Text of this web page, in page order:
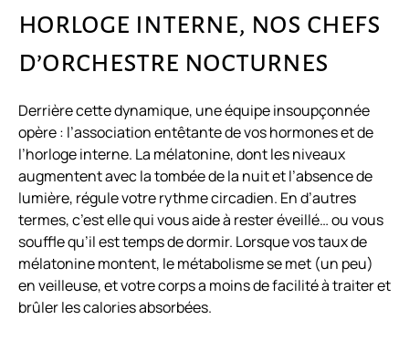
horloge interne, nos chefs
d’orchestre nocturnes
Derrière cette dynamique, une équipe insoupçonnée
opère : l’association entêtante de vos hormones et de
l’horloge interne. La mélatonine, dont les niveaux
augmentent avec la tombée de la nuit et l’absence de
lumière, régule votre rythme circadien. En d’autres
termes, c’est elle qui vous aide à rester éveillé… ou vous
souffle qu’il est temps de dormir. Lorsque vos taux de
mélatonine montent, le métabolisme se met (un peu)
en veilleuse, et votre corps a moins de facilité à traiter et
brûler les calories absorbées.